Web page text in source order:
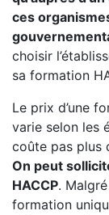
ces
choisir
sa formation
Le prix d’une
varie selon les
coûte pas plus
On peut
HACCP.
formation